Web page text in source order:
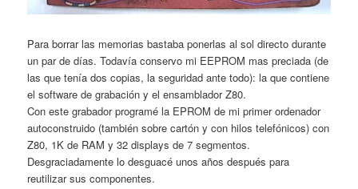
Para borrar las memorias bastaba ponerlas al sol directo durante
un par de días. Todavía conservo mi EEPROM mas preciada (de
las que tenía dos copias, la seguridad ante todo): la que contiene
el software de grabación y el ensamblador Z80.
Con este grabador programé la EPROM de mi primer ordenador
autoconstruido (también sobre cartón y con hilos telefónicos) con
Z80, 1K de RAM y 32 displays de 7 segmentos.
Desgraciadamente lo desguacé unos años después para
reutilizar sus componentes.